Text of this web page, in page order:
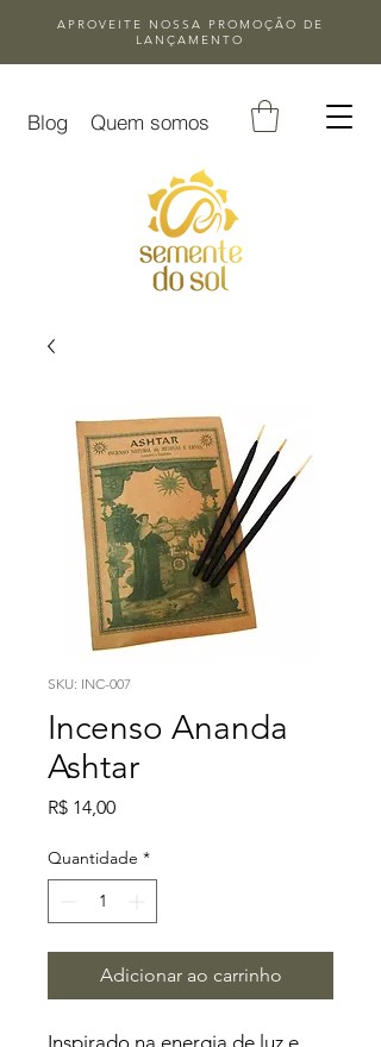
APROVEITE NOSSA
PROMOÇÃO DE
LANÇAMENTO
Blog Quem somos
SKU: INC-007
Incenso Ananda
Ashtar
R$ 14,00Preço
Quantidade *
Adicionar ao carrinho